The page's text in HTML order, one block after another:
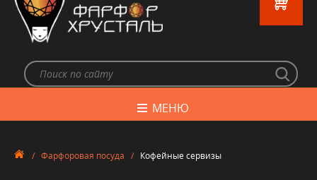
МЕНЮ
/ Фарфоровая посуда / Кофейные сервизы